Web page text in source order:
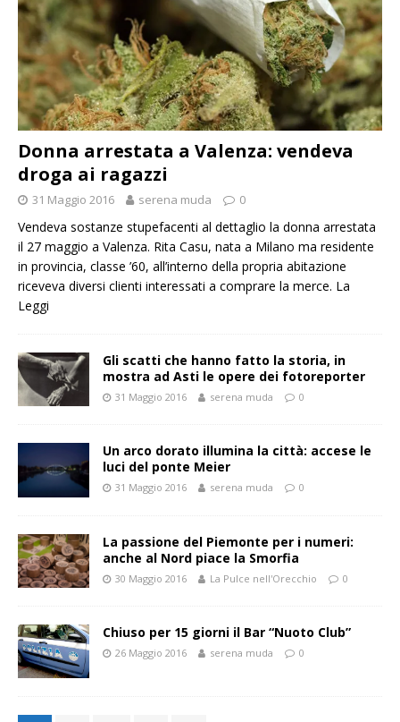
Donna arrestata a Valenza: vendeva
droga ai ragazzi
31 Maggio 2016 serena muda 0
Vendeva sostanze stupefacenti al dettaglio la donna arrestata
il 27 maggio a Valenza. Rita Casu, nata a Milano ma residente
in provincia, classe ’60, all’interno della propria abitazione
riceveva diversi clienti interessati a comprare la merce. La
Leggi
Gli scatti che hanno fatto la storia, in
mostra ad Asti le opere dei fotoreporter
31 Maggio 2016 serena muda 0
Un arco dorato illumina la città: accese le
luci del ponte Meier
31 Maggio 2016 serena muda 0
La passione del Piemonte per i numeri:
anche al Nord piace la Smorfia
30 Maggio 2016 La Pulce nell'Orecchio 0
Chiuso per 15 giorni il Bar “Nuoto Club”
26 Maggio 2016 serena muda 0